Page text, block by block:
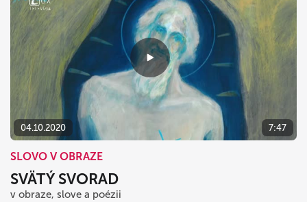
04.10.2020 7:47
SLOVO V OBRAZE
SVÄTÝ SVORAD
v obraze, slove a poézii